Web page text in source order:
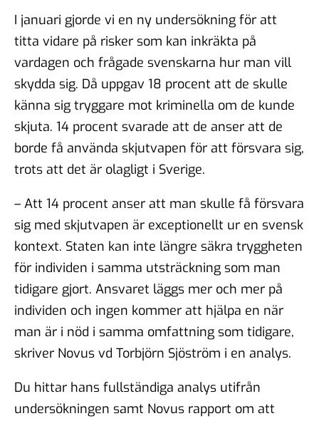
I januari gjorde vi en ny undersökning för att
titta vidare på risker som kan inkräkta på
vardagen och frågade svenskarna hur man vill
skydda sig. Då uppgav 18 procent att de skulle
känna sig tryggare mot kriminella om de kunde
skjuta. 14 procent svarade att de anser att de
borde få använda skjutvapen för att försvara sig,
trots att det är olagligt i Sverige.
– Att 14 procent anser att man skulle få försvara
sig med skjutvapen är exceptionellt ur en svensk
kontext. Staten kan inte längre säkra tryggheten
för individen i samma utsträckning som man
tidigare gjort. Ansvaret läggs mer och mer på
individen och ingen kommer att hjälpa en när
man är i nöd i samma omfattning som tidigare,
skriver Novus vd Torbjörn Sjöström i en analys.
Du hittar hans fullständiga analys utifrån
undersökningen samt Novus rapport om att